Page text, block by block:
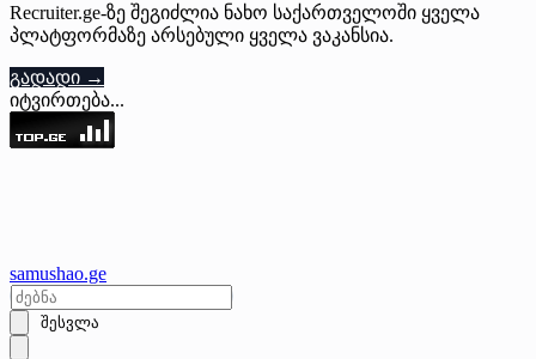
Recruiter.ge-ზე შეგიძლია ნახო საქართველოში ყველა
პლატფორმაზე არსებული ყველა ვაკანსია.
გადადი →
იტვირთება...
samushao.ge
შესვლა